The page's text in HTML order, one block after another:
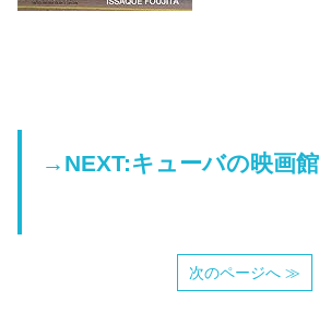
→NEXT:キューバの映画
次のページへ ≫